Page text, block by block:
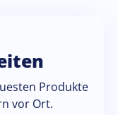
Produkte
vor Ort.